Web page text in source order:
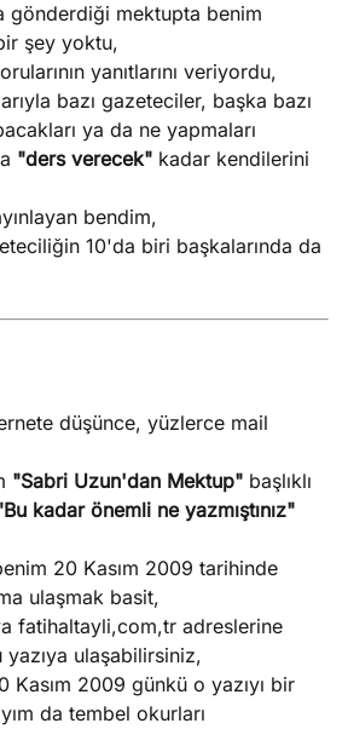
gönderdiği mektupta benim
şey yoktu,
yanıtlarını veriyordu,
bazı gazeteciler, başka bazı
ya da ne yapmaları
"ders verecek" kadar kendilerini
bendim,
10'da biri başkalarında da
düşünce, yüzlerce mail
"Sabri Uzun'dan Mektup" başlıklı
kadar önemli ne yazmıştınız"
20 Kasım 2009 tarihinde
ulaşmak basit,
fatihaltayli,com,tr adreslerine
ulaşabilirsiniz,
Kasım 2009 günkü o yazıyı bir
da tembel okurları